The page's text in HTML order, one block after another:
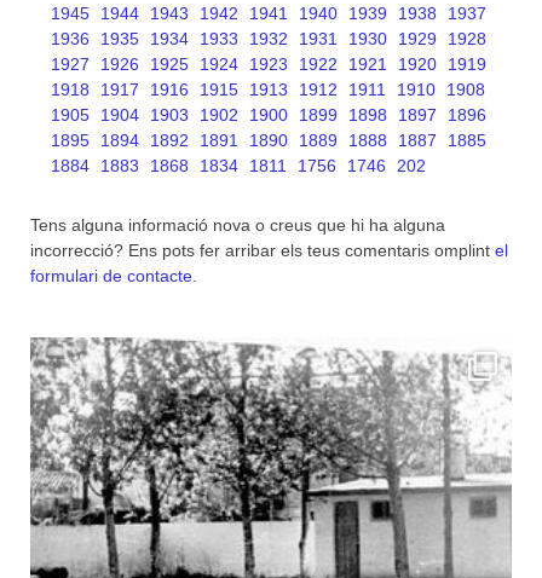
1945
1944 1943 1942 1941 1940 1939 1938
1937
1936
1935 1934 1933 1932 1931 1930 1929
1928
1927
1926 1925 1924 1923 1922 1921 1920
1919
1918
1917 1916 1915 1913 1912 1911 1910
1908
1905
1904 1903 1902 1900 1899 1898 1897
1896
1895
1894 1892 1891 1890 1889 1888 1887
1885
1884
1883 1868 1834 1811 1756 1746 202
Tens alguna informació nova o creus que hi ha alguna
incorrecció? Ens pots fer arribar els teus comentaris omplint el
formulari de contacte